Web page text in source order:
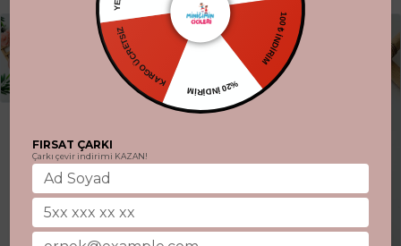
100 ₺ İNDİRİM
%20 İNDİRİM
KARGO ÜCRETSİZ
FIRSAT ÇARKI
Çarkı çevir indirimi KAZAN!